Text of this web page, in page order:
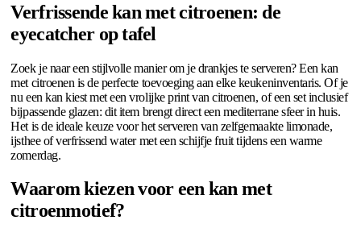
Verfrissende kan met citroenen: de
eyecatcher op tafel
Zoek je naar een stijlvolle manier om je drankjes te serveren? Een kan
met citroenen is de perfecte toevoeging aan elke keukeninventaris. Of je
nu een kan kiest met een vrolijke print van citroenen, of een set inclusief
bijpassende glazen: dit item brengt direct een mediterrane sfeer in huis.
Het is de ideale keuze voor het serveren van zelfgemaakte limonade,
ijsthee of verfrissend water met een schijfje fruit tijdens een warme
zomerdag.
Waarom kiezen voor een kan met
citroenmotief?